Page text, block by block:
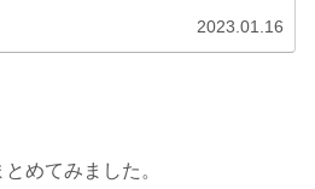
2023.01.16
めてみました。